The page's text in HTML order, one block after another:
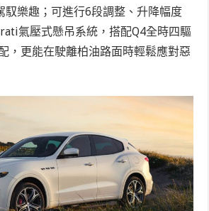
馭樂趣；可進行6段調整、升降幅度
氣壓式懸吊系統，搭配Q4全時四驅
，更能在駛離柏油路面時輕鬆應對惡